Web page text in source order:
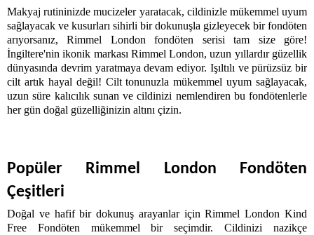
Makyaj rutininizde mucizeler yaratacak, cildinizle mükemmel uyum
sağlayacak ve kusurları sihirli bir dokunuşla gizleyecek bir fondöten
arıyorsanız, Rimmel London fondöten serisi tam size göre!
İngiltere'nin ikonik markası Rimmel London, uzun yıllardır güzellik
dünyasında devrim yaratmaya devam ediyor. Işıltılı ve pürüzsüz bir
cilt artık hayal değil! Cilt tonunuzla mükemmel uyum sağlayacak,
uzun süre kalıcılık sunan ve cildinizi nemlendiren bu fondötenlerle
her gün doğal güzelliğinizin altını çizin.
Popüler Rimmel London Fondöten
Çeşitleri
Doğal ve hafif bir dokunuş arayanlar için Rimmel London Kind
Free Fondöten mükemmel bir seçimdir. Cildinizi nazikçe